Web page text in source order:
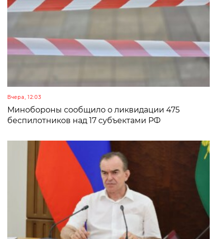
Вчера, 12:03
Минобороны сообщило о ликвидации 475
беспилотников над 17 субъектами РФ